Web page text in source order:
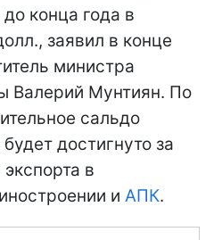
конца года в
заявил в конце
министра
Валерий Мунтиян. По
сальдо
достигнуто за
в
и АПК.